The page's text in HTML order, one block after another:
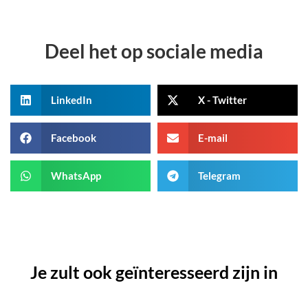
Deel het op sociale media
LinkedIn X - Twitter
Facebook E-mail
WhatsApp Telegram
Je zult ook geïnteresseerd zijn in